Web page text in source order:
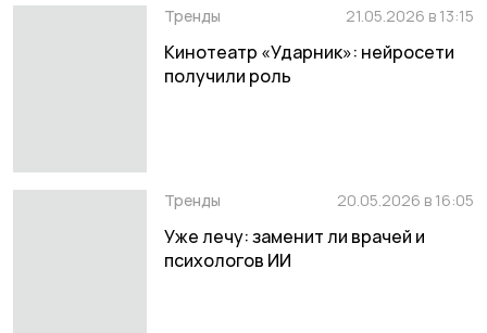
Тренды 21.05.2026 в 13:15
Кинотеатр «Ударник»: нейросети
получили роль
Тренды 20.05.2026 в 16:05
Уже лечу: заменит ли врачей и
психологов ИИ